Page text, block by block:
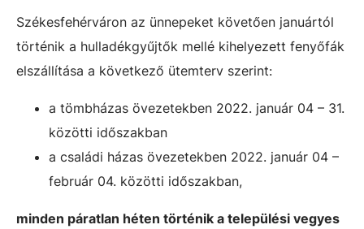
Székesfehérváron az ünnepeket követően januártól
történik a hulladékgyűjtők mellé kihelyezett fenyőfák
elszállítása a következő ütemterv szerint:
a tömbházas övezetekben 2022. január 04 – 31.
közötti időszakban
a családi házas övezetekben 2022. január 04 –
február 04. közötti időszakban,
minden páratlan héten történik a települési vegyes